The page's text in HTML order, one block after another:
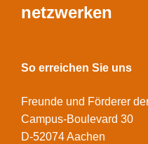
netzwerken
So erreichen Sie uns
Freunde und Förderer
Campus-Boulevard 30
D-52074 Aachen